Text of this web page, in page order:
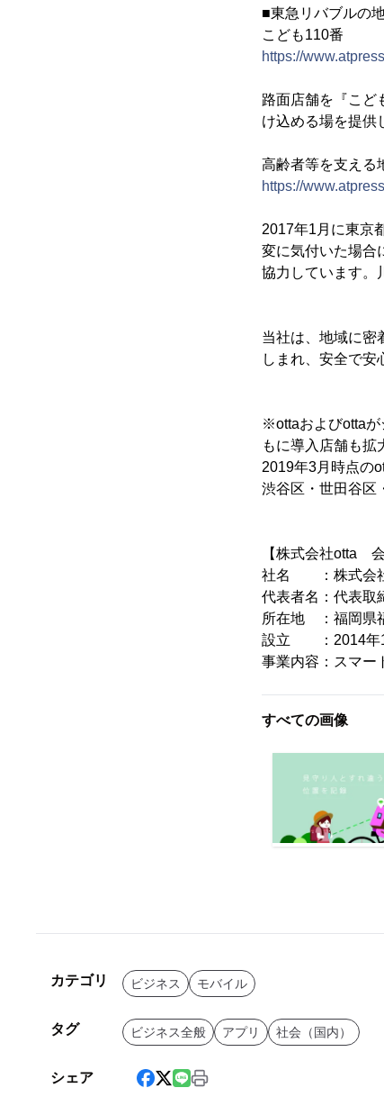
■東急リバブルの
こども110番
https://
路面店舗を『こど
け込める場を提供
高齢者等を支える
https://
2017年1月に東京
変に気付いた場合
協力しています。
当社は、地域に密
しまれ、安全で安
※ottaおよびottaが
もに導入店舗も拡
2019年3月時点の
渋谷区・世田谷区
【株式会社otta 会
社名 ：株式会
代表者名：代表
所在地 ：福岡県
設立 ：2014年
事業内容：スマー
すべての画像
カテゴリ ビジネス モバイル
タグ ビジネス全般 アプリ 社会（国内）
シェア